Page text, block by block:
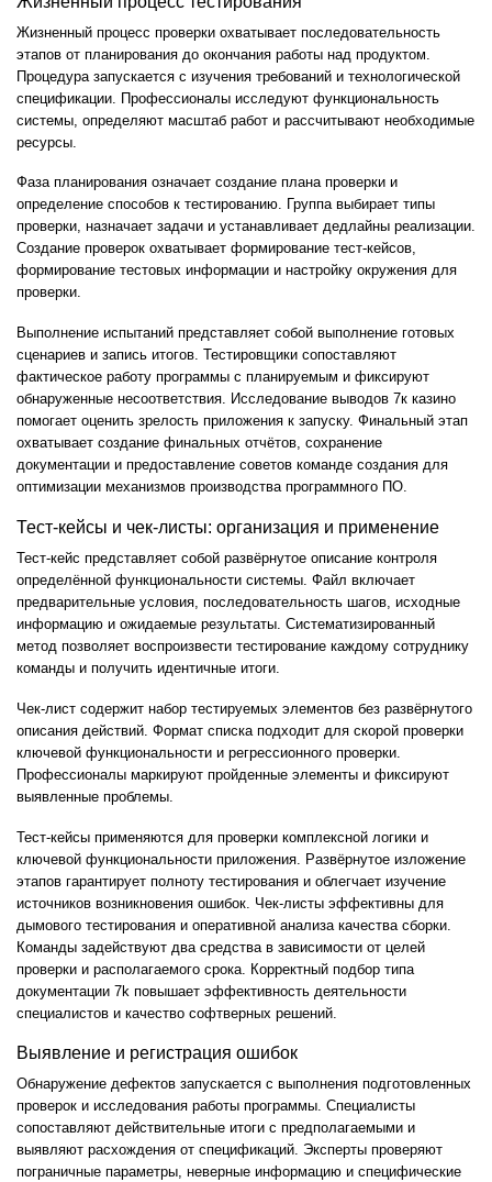
Жизненный процесс проверки охватывает последовательность
этапов от планирования до окончания работы над продуктом.
Процедура запускается с изучения требований и технологической
спецификации. Профессионалы исследуют функциональность
системы, определяют масштаб работ и рассчитывают необходимые
ресурсы.
Фаза планирования означает создание плана проверки и
определение способов к тестированию. Группа выбирает типы
проверки, назначает задачи и устанавливает дедлайны реализации.
Создание проверок охватывает формирование тест-кейсов,
формирование тестовых информации и настройку окружения для
проверки.
Выполнение испытаний представляет собой выполнение готовых
сценариев и запись итогов. Тестировщики сопоставляют
фактическое работу программы с планируемым и фиксируют
обнаруженные несоответствия. Исследование выводов 7к казино
помогает оценить зрелость приложения к запуску. Финальный этап
охватывает создание финальных отчётов, сохранение
документации и предоставление советов команде создания для
оптимизации механизмов производства программного ПО.
Тест-кейсы и чек-листы: организация и применение
Тест-кейс представляет собой развёрнутое описание контроля
определённой функциональности системы. Файл включает
предварительные условия, последовательность шагов, исходные
информацию и ожидаемые результаты. Систематизированный
метод позволяет воспроизвести тестирование каждому сотруднику
команды и получить идентичные итоги.
Чек-лист содержит набор тестируемых элементов без развёрнутого
описания действий. Формат списка подходит для скорой проверки
ключевой функциональности и регрессионного проверки.
Профессионалы маркируют пройденные элементы и фиксируют
выявленные проблемы.
Тест-кейсы применяются для проверки комплексной логики и
ключевой функциональности приложения. Развёрнутое изложение
этапов гарантирует полноту тестирования и облегчает изучение
источников возникновения ошибок. Чек-листы эффективны для
дымового тестирования и оперативной анализа качества сборки.
Команды задействуют два средства в зависимости от целей
проверки и располагаемого срока. Корректный подбор типа
документации 7k повышает эффективность деятельности
специалистов и качество софтверных решений.
Выявление и регистрация ошибок
Обнаружение дефектов запускается с выполнения подготовленных
проверок и исследования работы программы. Специалисты
сопоставляют действительные итоги с предполагаемыми и
выявляют расхождения от спецификаций. Эксперты проверяют
пограничные параметры, неверные информацию и специфические